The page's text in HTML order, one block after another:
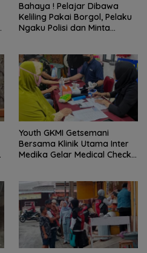
Bahaya ! Pelajar Dibawa
Keliling Pakai Borgol, Pelaku
Ngaku Polisi dan Minta
Youth GKMI Getsemani
Bersama Klinik Utama Inter
Medika Gelar Medical Check